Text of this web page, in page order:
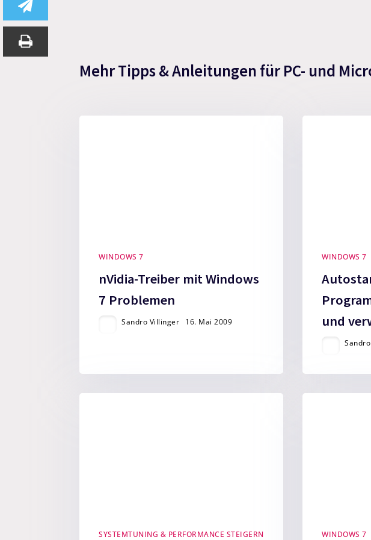
Mehr Tipps & Anleitungen für PC- und
WINDOWS 7
nVidia-Treiber mit Windows
7 Problemen
Sandro Villinger 16. Mai 2009
WINDOWS 7
und
SYSTEMTUNING & PERFORMANCE STEIGERN
WINDOWS 7